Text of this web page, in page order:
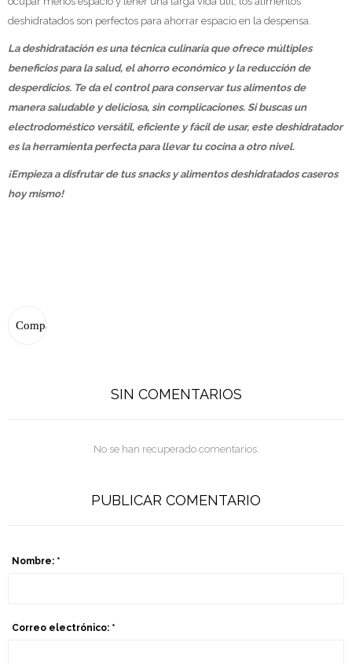
deshidratados son perfectos para ahorrar espacio en la despensa.
La deshidratación es una técnica culinaria que ofrece múltiples
beneficios para la salud, el ahorro económico y la reducción de
desperdicios. Te da el control para conservar tus alimentos de
manera saludable y deliciosa, sin complicaciones. Si buscas un
electrodoméstico versátil, eficiente y fácil de usar, este deshidratador
es la herramienta perfecta para llevar tu cocina a otro nivel.
¡Empieza a disfrutar de tus snacks y alimentos deshidratados caseros
hoy mismo!
SIN COMENTARIOS
No se han recuperado comentarios.
PUBLICAR COMENTARIO
Nombre: *
Correo electrónico: *